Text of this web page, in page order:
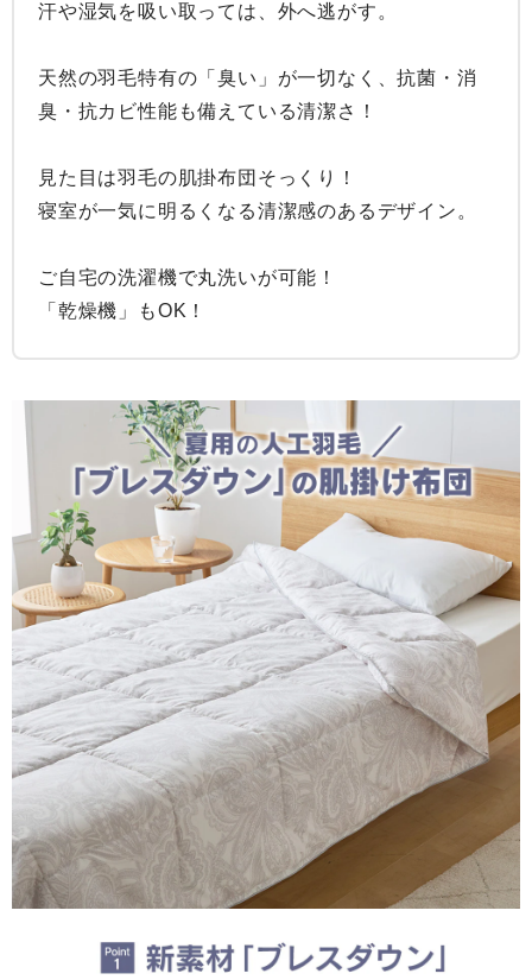
汗や湿気を吸い取っては、外へ逃がす。
天然の羽毛特有の「臭い」が一切なく、抗菌・消
臭・抗カビ性能も備えている清潔さ！
見た目は羽毛の肌掛布団そっくり！
寝室が一気に明るくなる清潔感のあるデザイン。
ご自宅の洗濯機で丸洗いが可能！
「乾燥機」もOK！